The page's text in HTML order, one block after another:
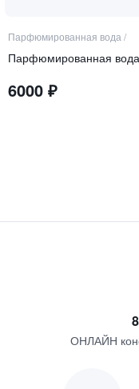
Парфюмированная вода /
6000 ₽
ОНЛАЙН